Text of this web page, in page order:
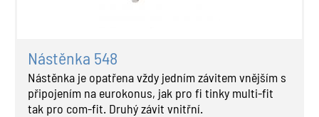
Nástěnka 548
Nástěnka je opatřena vždy jedním závitem vnějším s
připojením na eurokonus, jak pro fi tinky multi-fit
tak pro com-fit. Druhý závit vnitřní.